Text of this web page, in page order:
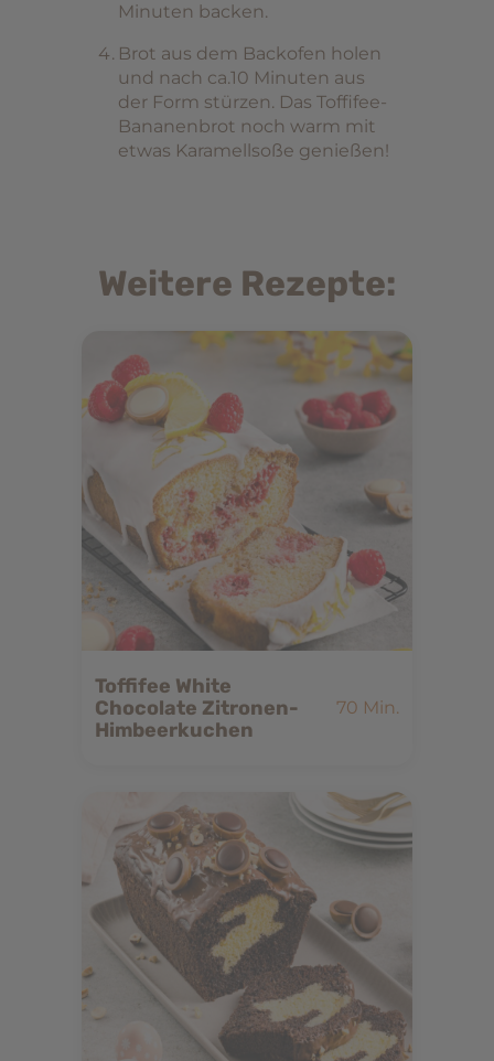
Minuten backen.
Brot aus dem Backofen holen
und nach ca.10 Minuten aus
der Form stürzen. Das Toffifee-
Bananenbrot noch warm mit
etwas Karamellsoße genießen!
Weitere Rezepte:
Toffifee White
Chocolate Zitronen-
Himbeerkuchen
70 Min.